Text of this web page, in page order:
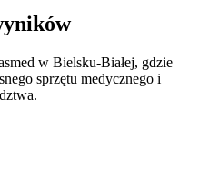
w Bielsku-Białej, gdzie
sprzętu medycznego i